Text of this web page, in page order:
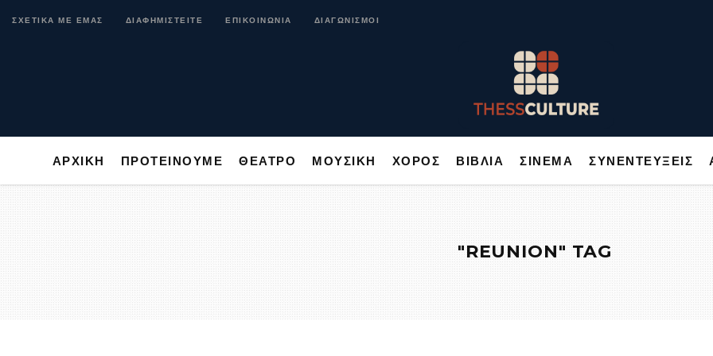
ΣΧΕΤΙΚΑ ΜΕ ΕΜΑΣ ΔΙΑΦΗΜΙΣΤΕΙΤΕ ΕΠΙΚΟΙΝΩΝΙΑ ΔΙΑΓΩΝΙΣΜΟΙ
ΑΡΧΙΚΗ ΠΡΟΤΕΙΝΟΥΜΕ ΘΕΑΤΡΟ ΜΟΥΣΙΚΗ ΧΟΡΟΣ ΒΙΒΛΙΑ ΣΙΝΕΜΑ ΣΥΝΕΝΤΕΥΞΕΙΣ
ΑΡΧΙΚΗ ΠΡΟΤΕΙΝΟΥΜΕ ΘΕΑΤΡΟ ΜΟΥΣΙΚΗ
"REUNION" TAG